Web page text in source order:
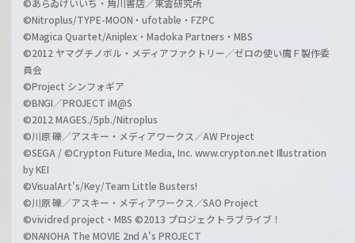
©Nitroplus/TYPE-MOON・ufotable・FZPC
©Magica Quartet/Aniplex・Madoka Partners・MBS
©2012 ヤマグチノボル・メディアファクトリー／ゼロの使い魔Ｆ製作委
員会
©Project シンフォギア
©BNGI／PROJECT iM@S
©2012 MAGES./5pb./Nitroplus
©川原 礫／アスキー・メディアワークス／AW Project
©SEGA / ©Crypton Future Media, Inc. www.crypton.net Illustration
by KEI
©VisualArt's/Key/Team Little Busters!
©川原 礫／アスキー・メディアワークス／SAO Project
©vividred project・MBS ©2013 プロジェクトラブライブ！
©NANOHA The MOVIE 2nd A's PROJECT